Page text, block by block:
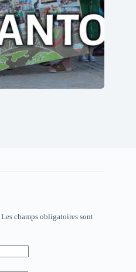
Les champs obligatoires sont